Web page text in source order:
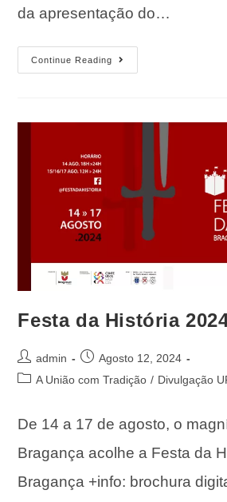
da apresentação do…
Continue Reading
Festa da História
admin
Agosto 12, 2024
A União com Tradição / Divulgação
De 14 a 17 de agosto, o
Bragança acolhe a Festa da
Bragança +info: brochura